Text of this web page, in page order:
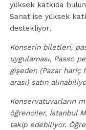
yüksek katkıda
Sanat ise yüksek
destekliyor.
Konserin biletleri,
uygulaması, Passo
gişeden (Pazar hariç
arası) satın
Konservatuvarların
öğrenciler, İstanbul
takip edebiliyor.